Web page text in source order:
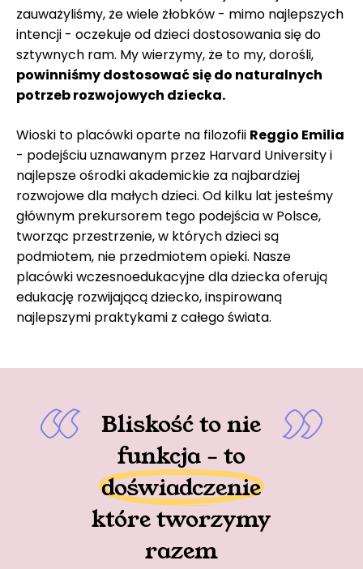
zauważyliśmy, że wiele żłobków - mimo najlepszych
intencji - oczekuje od dzieci dostosowania się do
sztywnych ram. My wierzymy, że to my, dorośli,
powinniśmy dostosować się do naturalnych
potrzeb rozwojowych dziecka.
Wioski to placówki oparte na filozofii Reggio Emilia
- podejściu uznawanym przez Harvard University i
najlepsze ośrodki akademickie za najbardziej
rozwojowe dla małych dzieci. Od kilku lat jesteśmy
głównym prekursorem tego podejścia w Polsce,
tworząc przestrzenie, w których dzieci są
podmiotem, nie przedmiotem opieki. Nasze
placówki wczesnoedukacyjne dla dziecka oferują
edukację rozwijającą dziecko, inspirowaną
najlepszymi praktykami z całego świata.
Bliskość to nie
funkcja - to
doświadczenie
które tworzymy
razem